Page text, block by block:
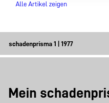
Alle Artikel zeigen
Mein